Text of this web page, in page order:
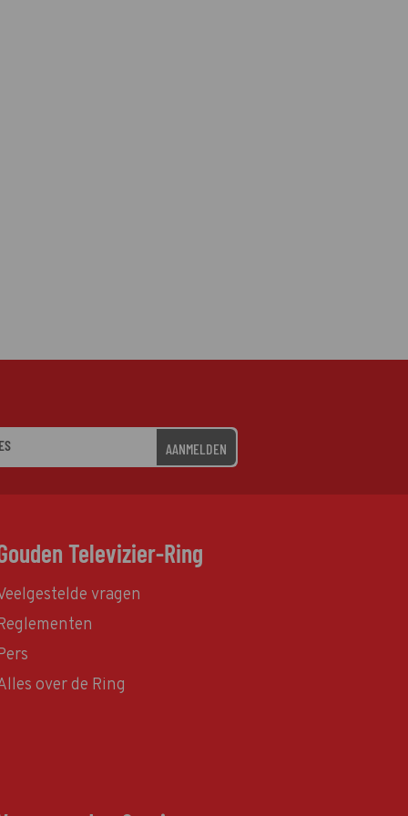
AANMELDEN
Televizier-Ring
vragen
over de Ring